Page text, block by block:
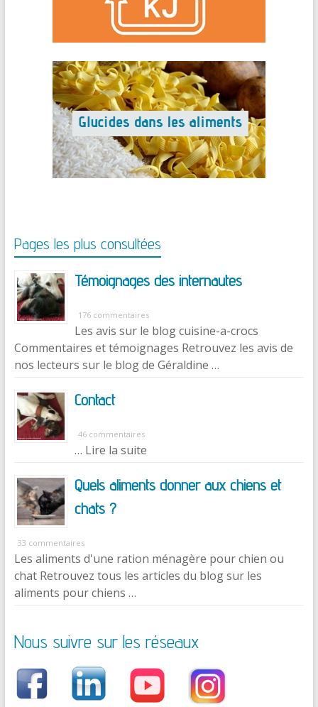
Pages les plus consultées
Témoignages des internautes
176 commentaires
Les avis sur le blog cuisine-a-crocs
Commentaires et témoignages Retrouvez les avis de
nos lecteurs sur le blog de Géraldine …
Contact
46 commentaires
… Lire la suite
Quels aliments donner aux chiens et
chats ?
33 commentaires
Les aliments d'une ration ménagère pour chien ou
chat Retrouvez tous les articles du blog sur les
aliments pour chiens …
Nous suivre sur les réseaux